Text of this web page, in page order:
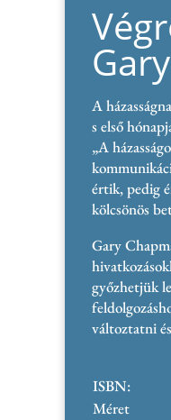
A
s első
„A
értik, pedig
kölcsönös
Gary
győzhetjük
változtatni
ISBN:
Méret